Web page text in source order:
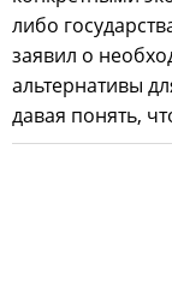
либо
заявил о
альтернативы
давая понять,